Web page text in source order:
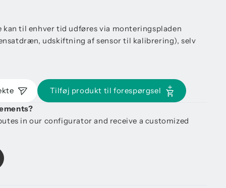
kan til enhver tid udføres via monteringspladen
udskiftning af sensor til kalibrering), selv
Tilføj produkt til forespørgsel
in our configurator and receive a customized